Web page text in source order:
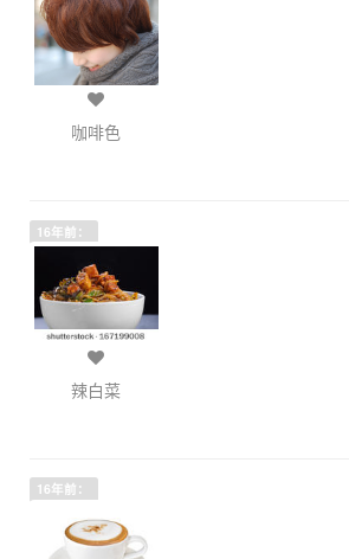
咖啡色
16年前：
辣白菜
16年前：